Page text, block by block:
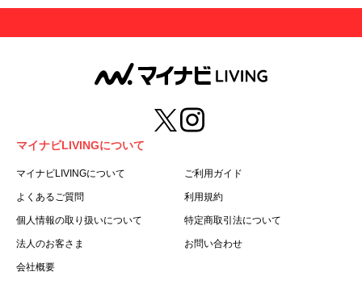
用することはできません。
第３条（用語の定義）
１.「本サ―ビス」とは、第１章第１条で規定する当社が運
営するマイナビLIVINGを意味します。
２.「利用者」とは、第１章第２条に規定する本サービスを
利用する個人を意味します。
３.「本サイト」とは、当社が運営する本サービスに関する
ます。
５.「会員」とは、第２章第１条に基づき会員登録が完了し
た個人を意味します。
マイナビLIVINGについて
マイナビLIVINGについて ご利用ガイド
よくあるご質問 利用規約
個人情報の取り扱いについて 特定商取引法について
法人のお客さま お問い合わせ
会社概要